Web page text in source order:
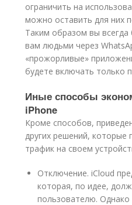
ограничить на
можно оставить для них
Таким образом вы всегда
вам людьми через
«прожорливые»
будете включать только
Иные способы
iPhone
Кроме способов,
других решений, которые
трафик на своем
Отключение. iCloud
которая, по идее,
пользователю. Однако